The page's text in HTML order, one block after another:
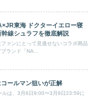
東海 ドクターイエロー寝
線シュラフを徹底解説
ァンにとって見逃せないコラボ商品
ランド「NA...
ールマン狙いが正解
は、3月6日9:00〜3月9日23:59に